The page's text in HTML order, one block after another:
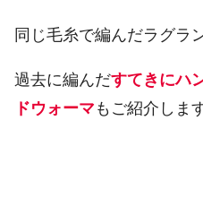
同じ毛糸で編んだラグラ
過去に編んだすてきにハ
ドウォーマ もご紹介しま